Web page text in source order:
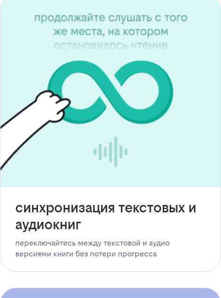
синхронизация текстовых и
аудиокниг
переключайтесь между текстовой и аудио
версиями книги без потери прогресса